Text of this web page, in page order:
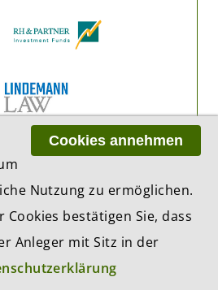
Cookies annehmen
Nutzung zu ermöglichen.
bestätigen Sie, dass
Anleger mit Sitz in der